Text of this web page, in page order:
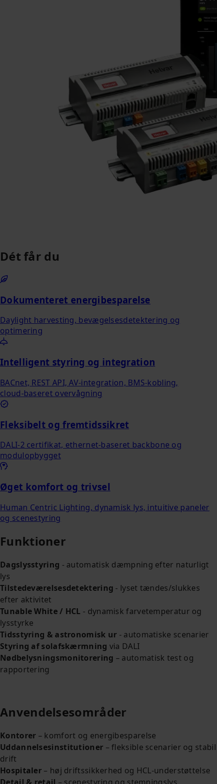
Dét får du
Dokumenteret energibesparelse
Daylight harvesting, bevægelsesdetektering og
optimering
Intelligent styring og integration
BACnet, REST API, AV‑integration, BMS‑kobling,
cloud‑baseret overvågning
Fleksibelt og fremtidssikret
DALI-2 certifikat, ethernet‑baseret backbone og
modulopbygget
Øget komfort og trivsel
Human Centric Lighting, dynamisk lys, intuitive paneler
og scenestyring
Funktioner
Dagslysstyring - automatisk dæmpning efter naturligt
lys
Tilstedeværelsesdetektering - lyset tændes/slukkes
efter aktivitet
Tunable White / HCL - dynamisk farvetemperatur og
lysstyrke
Tidsstyring & astronomisk ur - automatiske scenarier
Styring af solafskærmning via DALI
Nødbelysningsmonitorering – automatisk test og
rapportering
Anvendelsesområder
Kontorer – komfort og energibesparelse
Uddannelsesinstitutioner – fleksible scenarier og stabil
drift
Hospitaler – høj driftssikkerhed og HCL‑understøttelse